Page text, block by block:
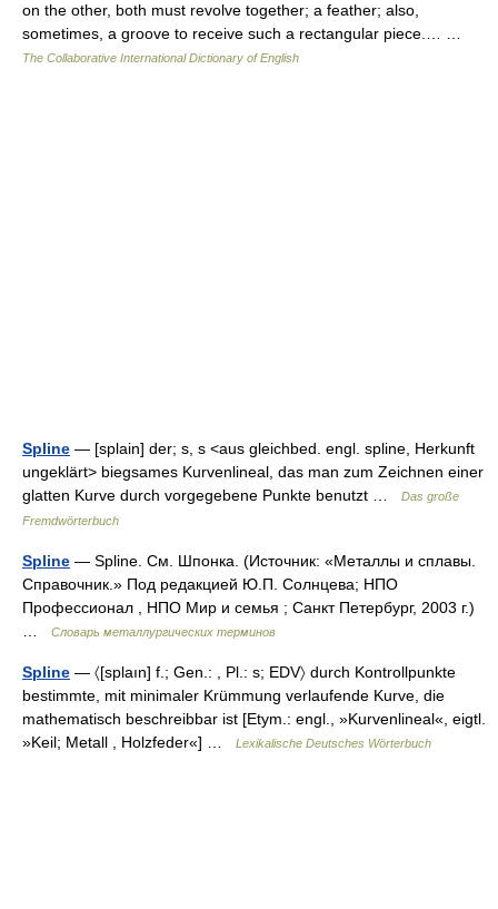
on the other, both must revolve together; a feather; also,
sometimes, a groove to receive such a rectangular piece.… …
The Collaborative International Dictionary of English
Spline — [splain] der; s, s <aus gleichbed. engl. spline, Herkunft
ungeklärt> biegsames Kurvenlineal, das man zum Zeichnen einer
glatten Kurve durch vorgegebene Punkte benutzt …
Das große
Fremdwörterbuch
Spline — Spline. См. Шпонка. (Источник: «Металлы и сплавы.
Справочник.» Под редакцией Ю.П. Солнцева; НПО
Профессионал , НПО Мир и семья ; Санкт Петербург, 2003 г.)
Словарь металлургических терминов
Spline — 〈[splaın] f.; Gen.: , Pl.: s; EDV〉 durch Kontrollpunkte
bestimmte, mit minimaler Krümmung verlaufende Kurve, die
mathematisch beschreibbar ist [Etym.: engl., »Kurvenlineal«, eigtl.
»Keil; Metall , Holzfeder«] …
Lexikalische Deutsches Wörterbuch